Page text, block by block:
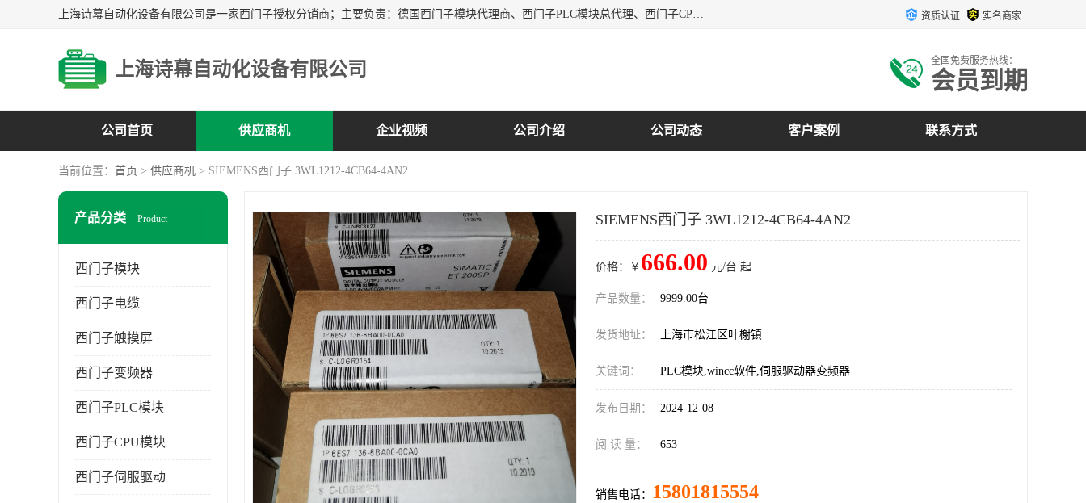
上海诗幕自动化设备有限公司是一家西门子授权分销商；主要负责：德国西门子模块代理商、西门子PLC模块总代理、西门子CPU模块代理商、西门子电缆代理、西门子触摸屏变频器总代理等专销售西门子各系列产品；实体公司，诚信经营，价格优势，品质保证，库存量大，供应！ 资质认证 实名商家
上海诗幕自动化设备有限公司 全国免费服务热线：
会员到期
公司首页 供应商机 企业视频 公司介绍 公司动态 客户案例 联系方式
当前位置： 首页 > 供应商机 > SIEMENS西门子 3WL1212-4CB64-4AN2
产品分类 Product
西门子模块
西门子电缆
西门子触摸屏
西门子变频器
西门子PLC模块
西门子CPU模块
西门子伺服驱动
SIEMENS西门子 3WL1212-4CB64-4AN2
价格：￥ 666.00 元/台 起
产品数量： 9999.00台
发货地址： 上海市松江区叶榭镇
关键词： PLC模块,wincc软件,伺服驱动器变频器
发布日期： 2024-12-08
阅 读 量： 653
销售电话： 15801815554